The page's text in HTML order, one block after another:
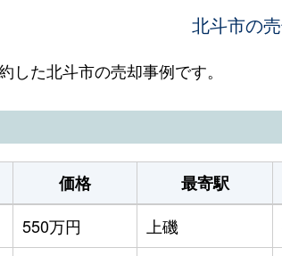
北斗市の
した北斗市の売却事例です。
価格 最寄駅
550万円 上磯